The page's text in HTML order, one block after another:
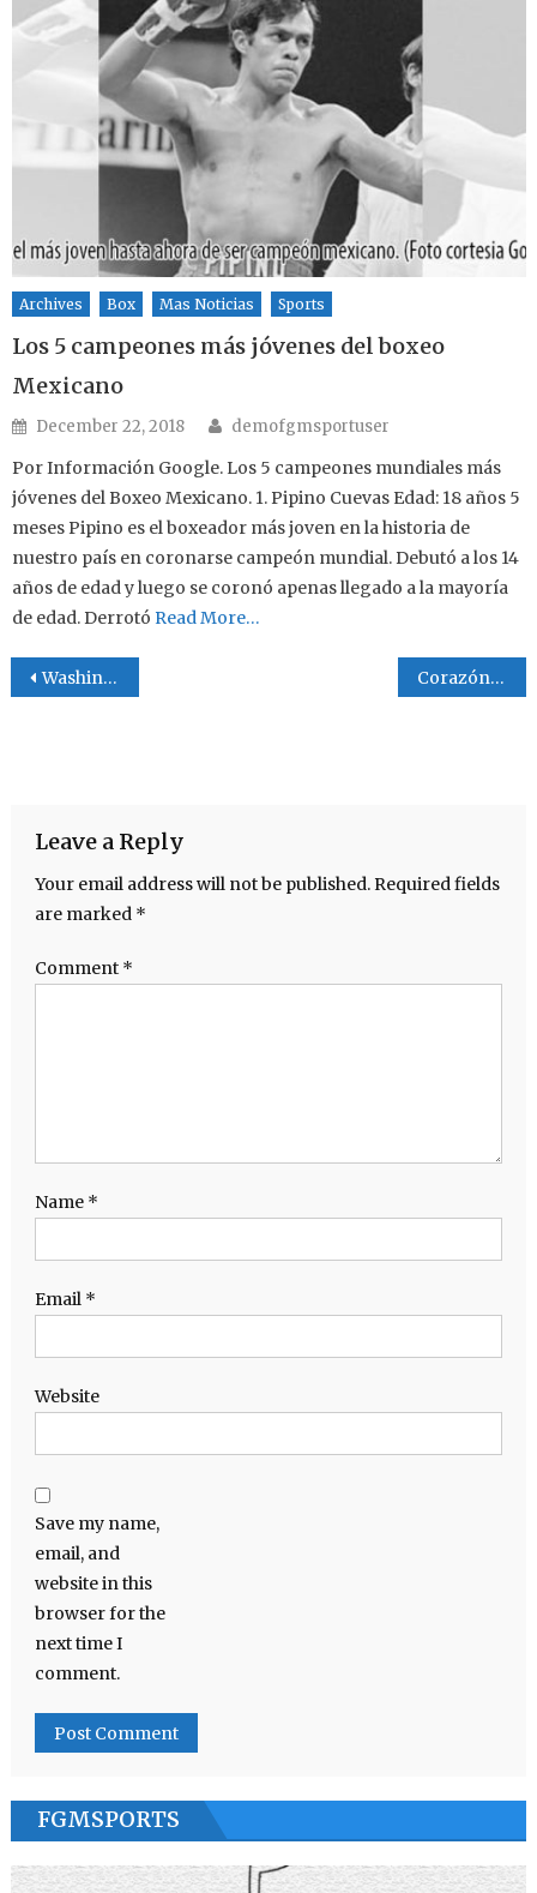
Archives Box Mas Noticias Sports
Los 5 campeones más jóvenes del boxeo
Mexicano
Posted on
December 22, 2018 Author
demofgmsportuser
Por Información Google. Los 5 campeones mundiales más
jóvenes del Boxeo Mexicano. 1. Pipino Cuevas Edad: 18 años 5
meses Pipino es el boxeador más joven en la historia de
nuestro país en coronarse campeón mundial. Debutó a los 14
años de edad y luego se coronó apenas llegado a la mayoría
de edad. Derrotó Read More…
Post navigation
Washington campeón de La Serie a Mundial Corazón de Acero
Leave a Reply
Your email address will not be published. Required fields
are marked *
Comment *
Name *
Email *
Website
Save my name,
email, and
website in this
browser for the
next time I
comment.
FGMSPORTS